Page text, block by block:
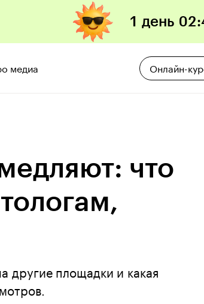
1 день 02:
медиа Онлайн-
что
другие площадки и какая